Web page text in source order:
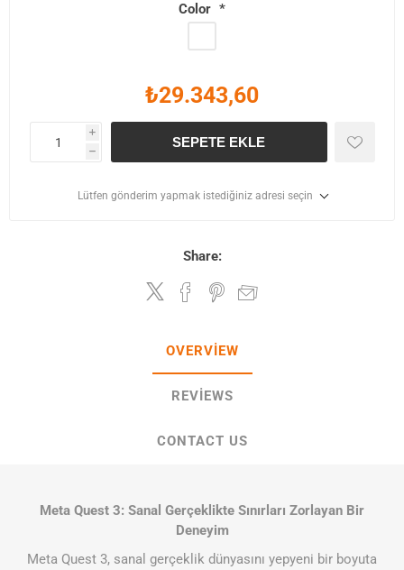
Color *
₺29.343,60
i
h
SEPETE EKLE
Lütfen gönderim yapmak istediğiniz adresi seçin
Share:
OVERVIEW
REVIEWS
CONTACT US
Meta Quest 3: Sanal Gerçeklikte Sınırları Zorlayan Bir
Deneyim
Meta Quest 3, sanal gerçeklik dünyasını yepyeni bir boyuta